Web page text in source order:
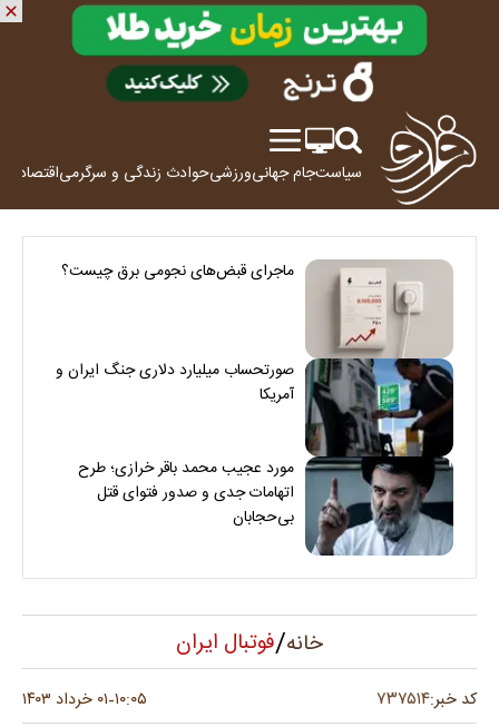
سیاستجام جهانیورزشیحوادث زندگی و سرگرمیاقتصاد
ماجرای قبض‌های نجومی برق چیست؟
صورتحساب میلیارد دلاری جنگ ایران و
آمریکا
مورد عجیب محمد باقر خرازی؛ طرح
اتهامات جدی و صدور فتوای قتل
بی‌حجابان
خانه/فوتبال ایران
کد خبر:۷۳۷۵۱۴ ۱۰:۰۵-۰۱ خرداد ۱۴۰۳